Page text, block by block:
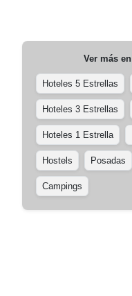
Ver más en
Hoteles 5 Estrellas
Hoteles 3 Estrellas
Hoteles 1 Estrella
Hostels Posadas
Campings